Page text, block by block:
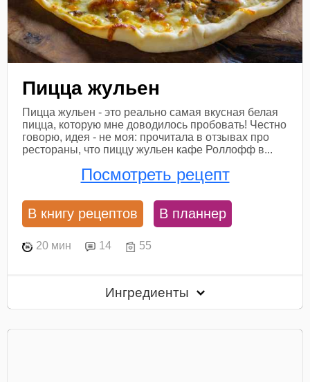
Пицца жульен
Пицца жульен - это реально самая вкусная белая
пицца, которую мне доводилось пробовать! Честно
говорю, идея - не моя: прочитала в отзывах про
рестораны, что пиццу жульен кафе Роллофф в...
Посмотреть рецепт
В книгу рецептов В планнер
20 мин 14 55
Ингредиенты